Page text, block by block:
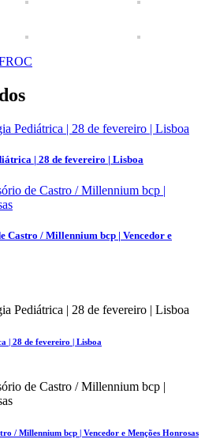
| 28 de fevereiro | Lisboa
Castro / Millennium bcp | Vencedor e
| 28 de fevereiro | Lisboa
/ Millennium bcp | Vencedor e Menções Honrosas